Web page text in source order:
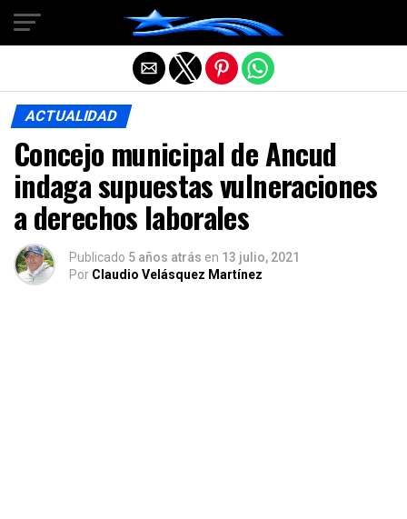
ACTUALIDAD
Concejo municipal de Ancud
indaga supuestas vulneraciones
a derechos laborales
Publicado 5 años atrás en 13 julio, 2021
Por Claudio Velásquez Martínez
Salir de la versión móvil